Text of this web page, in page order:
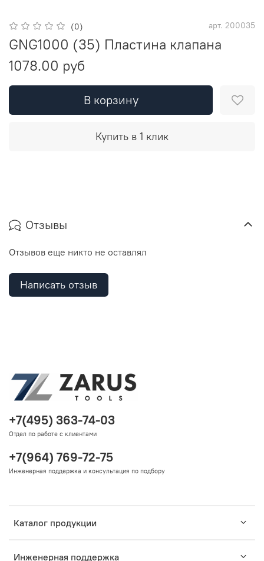
(0) арт. 200035
GNG1000 (35) Пластина клапана
1078.00 руб
В корзину
Купить в 1 клик
Отзывы
Отзывов еще никто не оставлял
Написать отзыв
Каталог продукции
Инженерная поддержка
+7(495) 363-74-03
Отдел по работе с клиентами
+7(964) 769-72-75
Инженерная поддержка и консультация по подбору